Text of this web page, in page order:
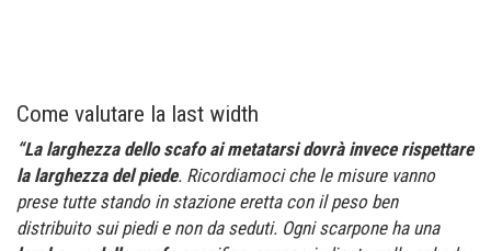
Come valutare la last width
“La larghezza dello scafo ai metatarsi dovrà invece rispettare
la larghezza del piede. Ricordiamoci che le misure vanno
prese tutte stando in stazione eretta con il peso ben
distribuito sui piedi e non da seduti. Ogni scarpone ha una